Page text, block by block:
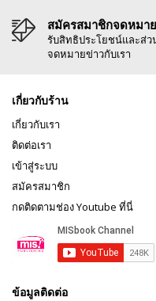
สมัครสมาชิกจดหมา
รับสิทธิประโยชน์และส่
จดหมายข่าวกับเรา
เกี่ยวกับร้าน
เกี่ยวกับเรา
ติดต่อเรา
เข้าสู่ระบบ
สมัครสมาชิก
กดติดตามช่อง Youtube ที่นี่
ข้อมูลติดต่อ